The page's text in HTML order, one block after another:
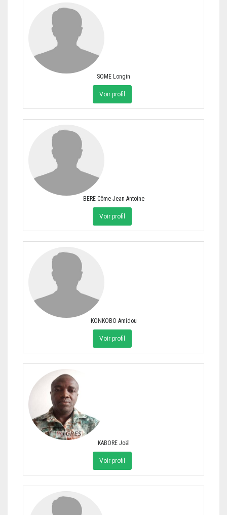
SOME Longin
Voir profil
BERE Côme Jean Antoine
Voir profil
KONKOBO Amidou
Voir profil
KABORE Joël
Voir profil